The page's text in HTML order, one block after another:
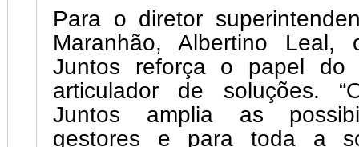
Para o diretor
Maranhão, Albertino Leal,
Juntos reforça o papel do
articulador de soluções.
Juntos amplia as
gestores e para toda a